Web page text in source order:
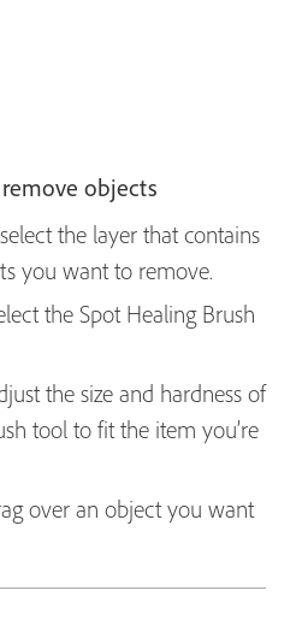
objects
the layer that contains
you want to remove.
the Spot Healing Brush
the size and hardness of
tool to fit the item you’re
over an object you want